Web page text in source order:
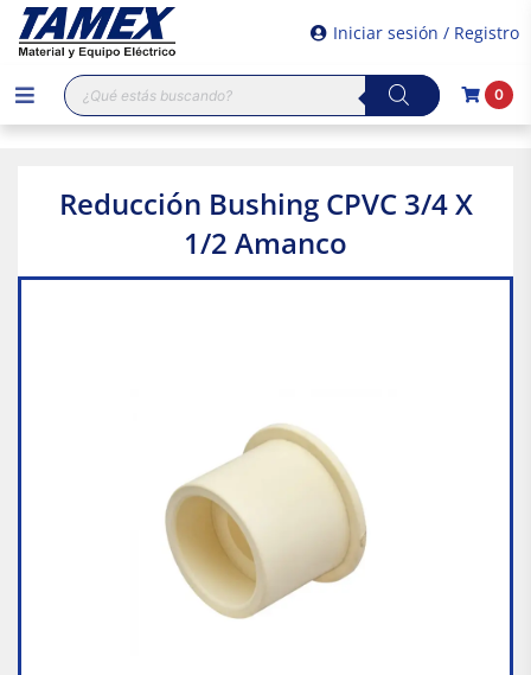
Iniciar sesión / Registro
Búsqueda
de
productos
0
Reducción Bushing CPVC 3/4 X
1/2 Amanco